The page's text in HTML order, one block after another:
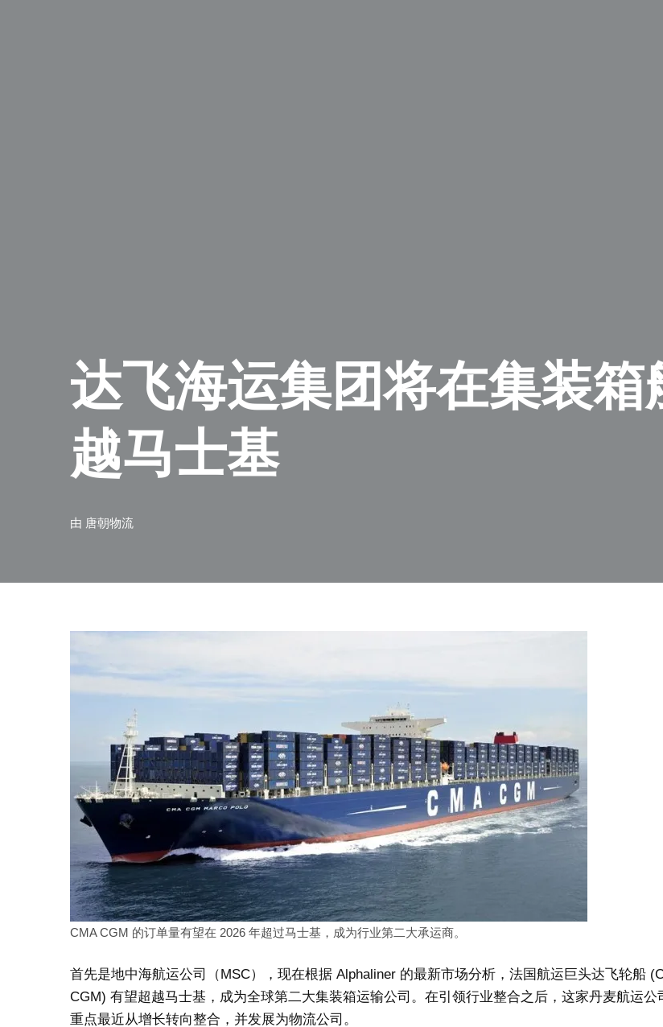
达飞海运集团将在集装箱
越马士基
由 唐朝物流
CMA CGM 的订单量有望在 2026 年超过马士基，成为行业第二大承运商。
首先是地中海航运公司（MSC），现在根据 Alphaliner 的最新市场分析，法国航运巨头达飞轮船
CGM) 有望超越马士基，成为全球第二大集装箱运输公司。在引领行业整合之后，这家丹麦航运公
重点最近从增长转向整合，并发展为物流公司。